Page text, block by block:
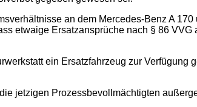
an dem Mercedes-Benz A
etwaige Ersatzansprüche nach § 86
ein Ersatzfahrzeug zur Verfügung
jetzigen Prozessbevollmächtigten